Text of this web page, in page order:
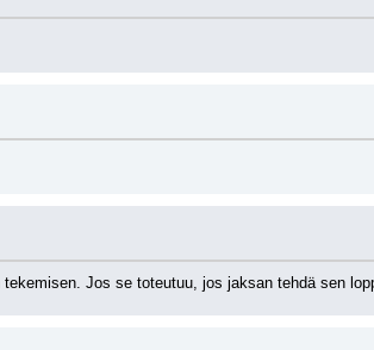
Jos se toteutuu, jos jaksan tehdä sen